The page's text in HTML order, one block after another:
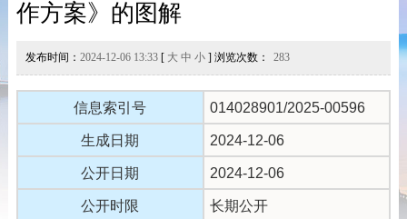
作方案》的图解
发布时间： 2024-12-06 13:33[ 大 中 小] 浏览次数： 283
信息索引号 014028901/2025-00596
生成日期 2024-12-06
公开日期 2024-12-06
公开时限 长期公开